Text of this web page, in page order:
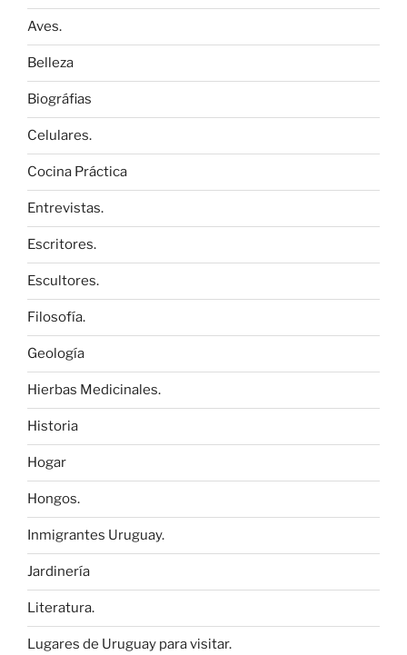
Aves.
Belleza
Biográfias
Celulares.
Cocina Práctica
Entrevistas.
Escritores.
Escultores.
Filosofía.
Geología
Hierbas Medicinales.
Historia
Hogar
Hongos.
Inmigrantes Uruguay.
Jardinería
Literatura.
Lugares de Uruguay para visitar.